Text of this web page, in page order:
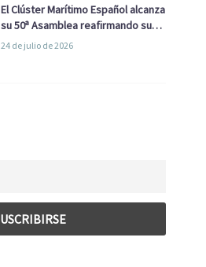
El Clúster Marítimo Español alcanza
su 50ª Asamblea reafirmando su
liderazgo en la Economía Azul
24 de julio de 2026